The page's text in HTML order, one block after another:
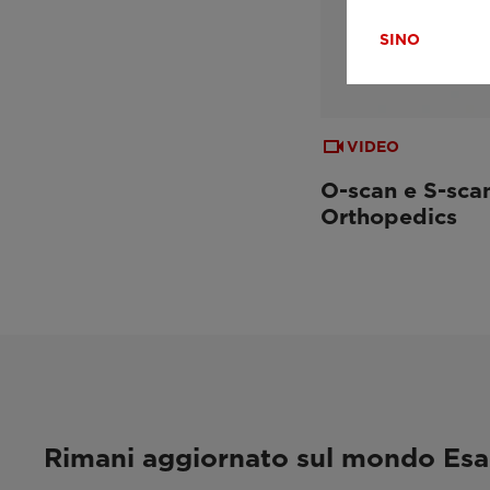
VIDEO
O-scan e S-
Orthopedics
Rimani aggiornato sul mondo
SINO